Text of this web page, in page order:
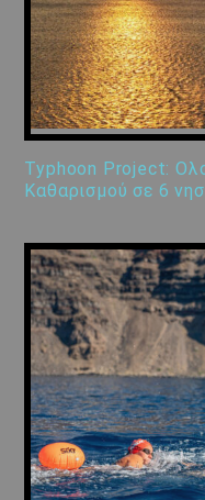
Typhoon Project:
Καθαρισμού σε 6